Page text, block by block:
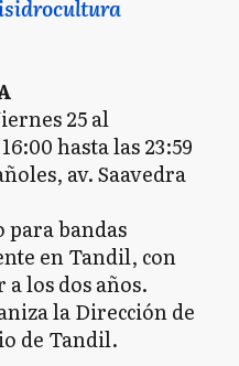
25 al
hasta las 23:59
av. Saavedra
para bandas
en Tandil, con
los dos años.
la Dirección de
de Tandil.